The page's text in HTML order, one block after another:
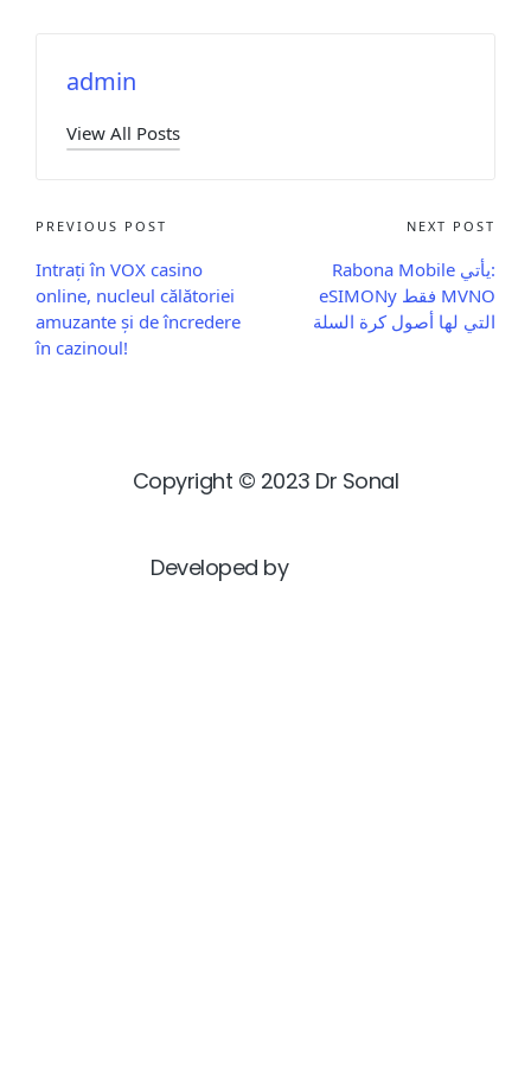
admin
View All Posts
PREVIOUS POST
Intrați în VOX casino
online, nucleul călătoriei
amuzante și de încredere
în cazinoul!
NEXT POST
Rabona Mobile يأتي:
eSIMONy فقط MVNO
التي لها أصول كرة السلة
Copyright © 2023 Dr Sonal
Developed by